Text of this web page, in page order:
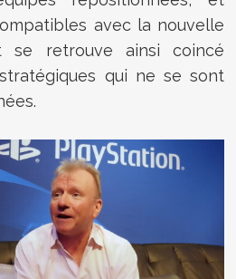
avec la nouvelle
se retrouve ainsi coincé
qui ne se sont